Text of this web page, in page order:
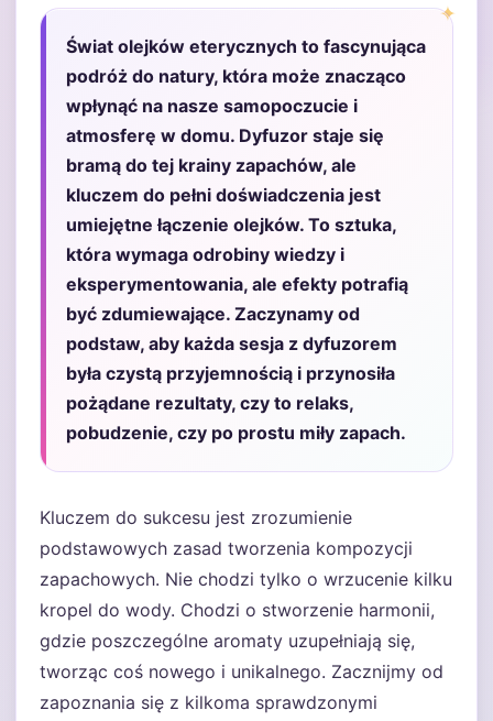
Świat olejków eterycznych to fascynująca
podróż do natury, która może znacząco
wpłynąć na nasze samopoczucie i
atmosferę w domu. Dyfuzor staje się
bramą do tej krainy zapachów, ale
kluczem do pełni doświadczenia jest
umiejętne łączenie olejków. To sztuka,
która wymaga odrobiny wiedzy i
eksperymentowania, ale efekty potrafią
być zdumiewające. Zaczynamy od
podstaw, aby każda sesja z dyfuzorem
była czystą przyjemnością i przynosiła
pożądane rezultaty, czy to relaks,
pobudzenie, czy po prostu miły zapach.
Kluczem do sukcesu jest zrozumienie
podstawowych zasad tworzenia kompozycji
zapachowych. Nie chodzi tylko o wrzucenie kilku
kropel do wody. Chodzi o stworzenie harmonii,
gdzie poszczególne aromaty uzupełniają się,
tworząc coś nowego i unikalnego. Zacznijmy od
zapoznania się z kilkoma sprawdzonymi